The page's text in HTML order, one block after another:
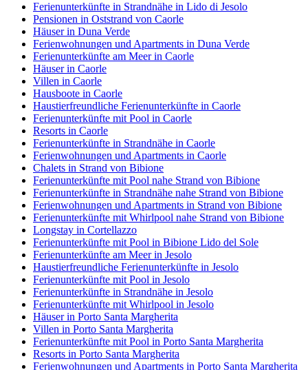
Ferienunterkünfte in Strandnähe in Lido di Jesolo
Pensionen in Oststrand von Caorle
Häuser in Duna Verde
Ferienwohnungen und Apartments in Duna Verde
Ferienunterkünfte am Meer in Caorle
Häuser in Caorle
Villen in Caorle
Hausboote in Caorle
Haustierfreundliche Ferienunterkünfte in Caorle
Ferienunterkünfte mit Pool in Caorle
Resorts in Caorle
Ferienunterkünfte in Strandnähe in Caorle
Ferienwohnungen und Apartments in Caorle
Chalets in Strand von Bibione
Ferienunterkünfte mit Pool nahe Strand von Bibione
Ferienunterkünfte in Strandnähe nahe Strand von Bibione
Ferienwohnungen und Apartments in Strand von Bibione
Ferienunterkünfte mit Whirlpool nahe Strand von Bibione
Longstay in Cortellazzo
Ferienunterkünfte mit Pool in Bibione Lido del Sole
Ferienunterkünfte am Meer in Jesolo
Haustierfreundliche Ferienunterkünfte in Jesolo
Ferienunterkünfte mit Pool in Jesolo
Ferienunterkünfte in Strandnähe in Jesolo
Ferienunterkünfte mit Whirlpool in Jesolo
Häuser in Porto Santa Margherita
Villen in Porto Santa Margherita
Ferienunterkünfte mit Pool in Porto Santa Margherita
Resorts in Porto Santa Margherita
Ferienwohnungen und Apartments in Porto Santa Margherita